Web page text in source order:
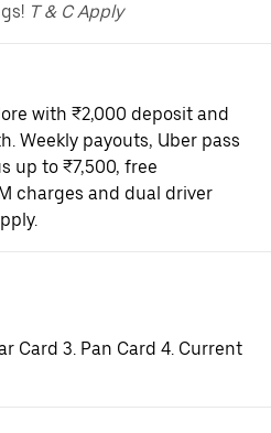
T & C Apply
with ₹2,000 deposit and
Weekly payouts, Uber pass
up to ₹7,500, free
charges and dual driver
Card 3. Pan Card 4. Current